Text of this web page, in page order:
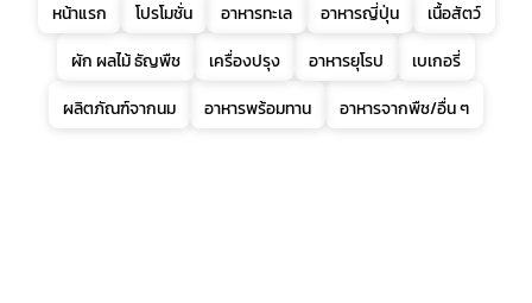
หน้าแรก โปรโมชั่น อาหารทะเล อาหารญี่ปุ่น
เนื้อสัตว์
ผัก ผลไม้ ธัญพืช
เครื่องปรุง อาหารยุโรป
เบเกอรี่
ผลิตภัณฑ์จากนม
อาหารพร้อมทาน อาหารจากพืช/อื่น ๆ